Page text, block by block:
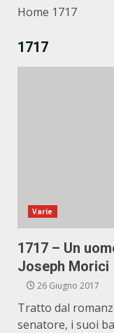
Home 1717
1717
Varie
1717 – Un
Joseph Morici
26 Giugno 2017
Tratto dal
senatore, i suoi